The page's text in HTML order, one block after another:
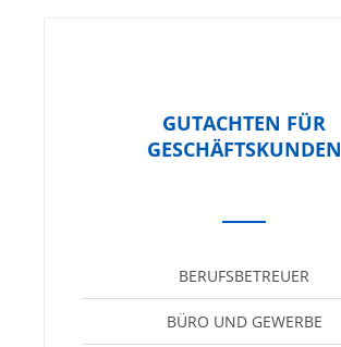
GUTACHTEN FÜR
GESCHÄFTSKUNDEN
BERUFSBETREUER
BÜRO UND GEWERBE